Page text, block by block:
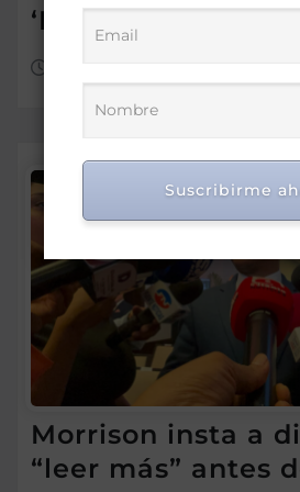
‘Princesas del
Morrison insta a
“leer más” antes
Suscribirme